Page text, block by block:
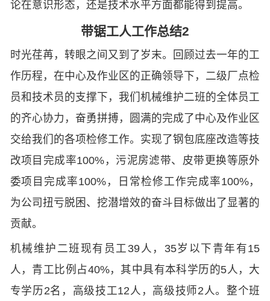
论在意识形态，还是技术水平方面都能得到提高。
带锯工人工作总结2
时光荏苒，转眼之间又到了岁末。回顾过去一年的工
作历程，在中心及作业区的正确领导下，二级厂点检
员和技术员的支撑下，我们机械维护二班的全体员工
的齐心协力，奋勇拼搏，圆满的完成了中心及作业区
交给我们的各项检修工作。实现了钢包底座改造等技
改项目完成率100%，污泥房滤带、皮带更换等原外
委项目完成率100%，日常检修工作完成率100%，
为公司扭亏脱困、挖潜增效的奋斗目标做出了显著的
贡献。
机械维护二班现有员工39人，35岁以下青年有15
人，青工比例占40%，其中具有本科学历的5人，大
专学历2名，高级技工12人，高级技师2人。整个班